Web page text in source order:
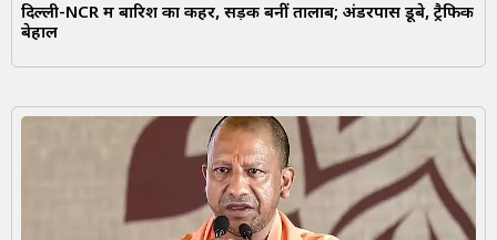
दिल्ली-NCR में बारिश का कहर, सड़कें बनीं तालाब; अंडरपास डूबे, ट्रैफिक
बेहाल